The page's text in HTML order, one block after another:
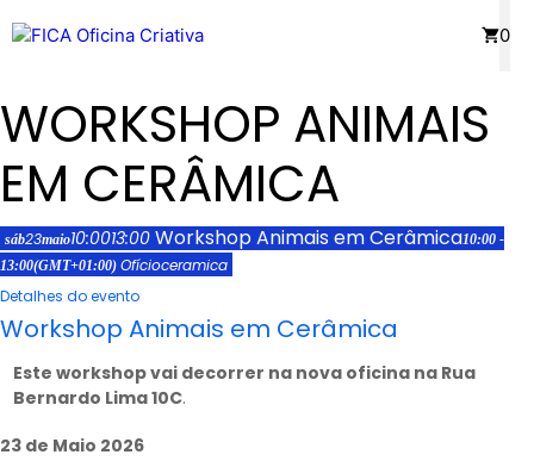
para
conteúdo
0
WORKSHOP ANIMAIS
EM CERÂMICA
sáb23maio10:0013:00 Workshop Animais em Cerâmica10:00 -
13:00(GMT+01:00) Ofícioceramica
Detalhes do evento
Workshop Animais em Cerâmica
Este workshop vai decorrer na nova oficina na Rua
Bernardo Lima 10C.
23 de Maio 2026